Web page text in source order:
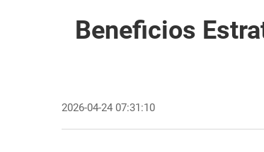
Beneficios
2026-04-24 07:31:10